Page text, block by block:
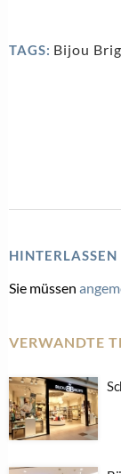
TAGS: Bijou
Sie müssen
VERWANDTE